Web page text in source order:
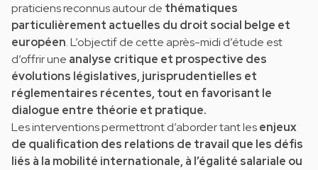
praticiens reconnus autour de thématiques
particulièrement actuelles du droit social belge et
européen. L’objectif de cette après-midi d’étude est
d’offrir une analyse critique et prospective des
évolutions législatives, jurisprudentielles et
réglementaires récentes, tout en favorisant le
dialogue entre théorie et pratique.
Les interventions permettront d’aborder tant lesenjeux
de qualification des relations de travail que les défis
liés à la mobilité internationale, à l’égalité salariale ou